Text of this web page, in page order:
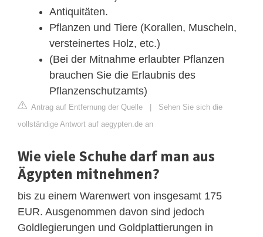
Antiquitäten.
Pflanzen und Tiere (Korallen, Muscheln,
versteinertes Holz, etc.)
(Bei der Mitnahme erlaubter Pflanzen
brauchen Sie die Erlaubnis des
Pflanzenschutzamts)
Antrag auf Entfernung der Quelle
Sehen Sie sich die
vollständige Antwort auf aegypten.de an
Wie viele Schuhe darf man aus
Ägypten mitnehmen?
bis zu einem Warenwert von insgesamt 175
EUR. Ausgenommen davon sind jedoch
Goldlegierungen und Goldplattierungen in